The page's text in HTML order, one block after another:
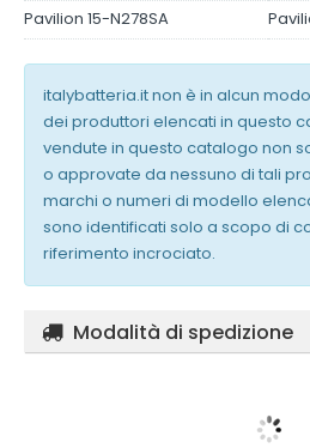
Pavilion 15-N278SA
italybatteria.it non è in alcun
dei produttori elencati in questo
vendute in questo catalogo non
o approvate da nessuno di tali
marchi o numeri di modello
sono identificati solo a scopo di
riferimento incrociato.
Modalità di spedizione